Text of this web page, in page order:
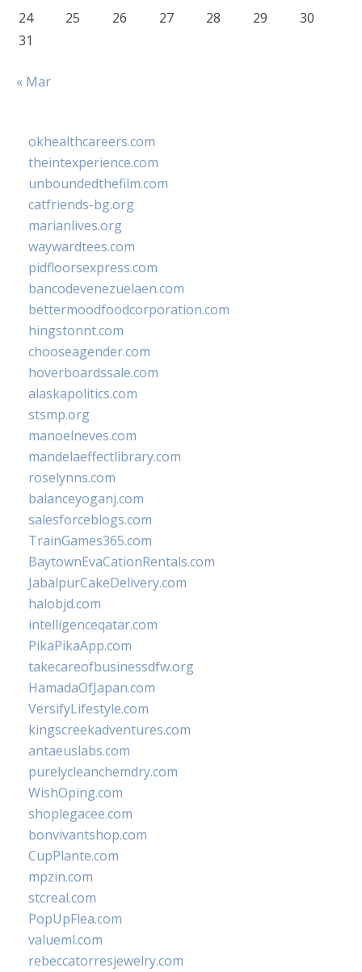
24
25 26 27 28 29
30
31
« Mar
okhealthcareers.com
theintexperience.com
unboundedthefilm.com
catfriends-bg.org
marianlives.org
waywardtees.com
pidfloorsexpress.com
bancodevenezuelaen.com
bettermoodfoodcorporation.com
hingstonnt.com
chooseagender.com
hoverboardssale.com
alaskapolitics.com
stsmp.org
manoelneves.com
mandelaeffectlibrary.com
roselynns.com
balanceyoganj.com
salesforceblogs.com
TrainGames365.com
BaytownEvaCationRentals.com
JabalpurCakeDelivery.com
halobjd.com
intelligenceqatar.com
PikaPikaApp.com
takecareofbusinessdfw.org
HamadaOfJapan.com
VersifyLifestyle.com
kingscreekadventures.com
antaeuslabs.com
purelycleanchemdry.com
WishOping.com
shoplegacee.com
bonvivantshop.com
CupPlante.com
mpzin.com
stcreal.com
PopUpFlea.com
valueml.com
rebeccatorresjewelry.com